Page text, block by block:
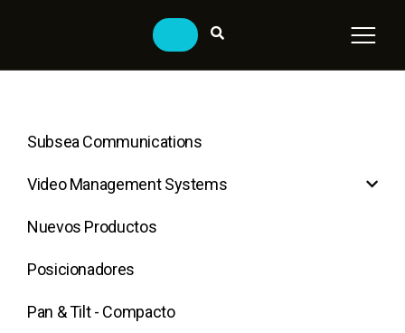
Subsea Communications
Video Management Systems
Nuevos Productos
Posicionadores
Pan & Tilt - Compacto